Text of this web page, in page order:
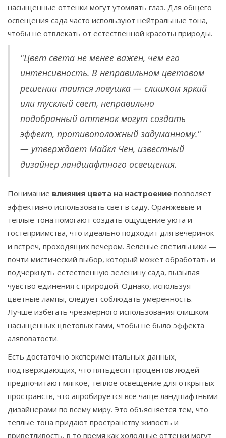
насыщенные оттенки могут утомлять глаз. Для общего
освещения сада часто используют нейтральные тона,
чтобы не отвлекать от естественной красоты природы.
"Цвет света не менее важен, чем его
интенсивность. В неправильном цветовом
решении таится ловушка — слишком яркий
или тусклый свет, неправильно
подобранный оттенок могут создать
эффект, противоположный задуманному."
— утверждает Майкл Чен, известный
дизайнер ландшафтного освещения.
Понимание влияния цвета на настроение позволяет
эффективно использовать свет в саду. Оранжевые и
теплые тона помогают создать ощущение уюта и
гостеприимства, что идеально подходит для вечеринок
и встреч, проходящих вечером. Зеленые светильники —
почти мистический выбор, который может обработать и
подчеркнуть естественную зеленину сада, вызывая
чувство единения с природой. Однако, используя
цветные лампы, следует соблюдать умеренность.
Лучше избегать чрезмерного использования слишком
насыщенных цветовых гамм, чтобы не было эффекта
аляповатости.
Есть достаточно экспериментальных данных,
подтверждающих, что пятьдесят процентов людей
предпочитают мягкое, теплое освещение для открытых
пространств, что апробируется все чаще ландшафтными
дизайнерами по всему миру. Это объясняется тем, что
теплые тона придают пространству живость и
приветливость, в то время как холодные оттенки могут